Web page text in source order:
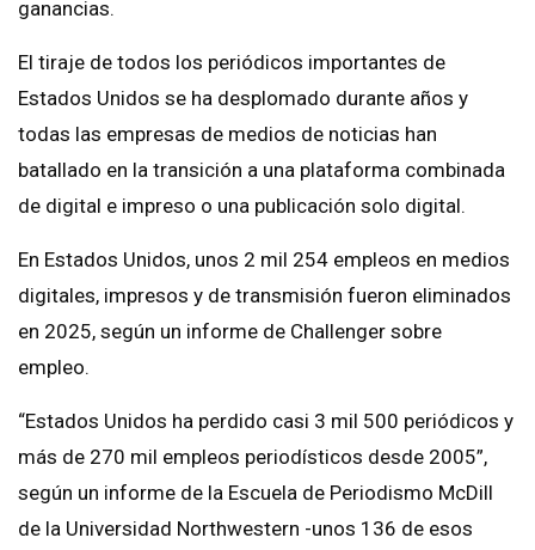
ganancias.
El tiraje de todos los periódicos importantes de
Estados Unidos se ha desplomado durante años y
todas las empresas de medios de noticias han
batallado en la transición a una plataforma combinada
de digital e impreso o una publicación solo digital.
En Estados Unidos, unos 2 mil 254 empleos en medios
digitales, impresos y de transmisión fueron eliminados
en 2025, según un informe de Challenger sobre
empleo.
“Estados Unidos ha perdido casi 3 mil 500 periódicos y
más de 270 mil empleos periodísticos desde 2005”,
según un informe de la Escuela de Periodismo McDill
de la Universidad Northwestern -unos 136 de esos